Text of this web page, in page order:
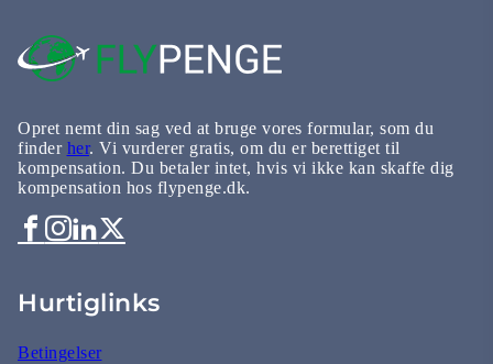
Opret nemt din sag ved at bruge vores formular, som du
finder her. Vi vurderer gratis, om du er berettiget til
kompensation. Du betaler intet, hvis vi ikke kan skaffe dig
kompensation hos flypenge.dk.
Hurtiglinks
Betingelser